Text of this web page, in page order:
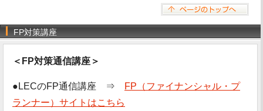
FP対策講座
＜FP対策通信講座＞
●LECのFP通信講座 ⇒
FP（ファイナンシャル・プ
ランナー）サイトはこちら